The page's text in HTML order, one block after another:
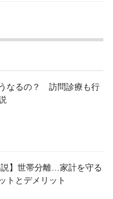
なるの？ 訪問診療も行
説】世帯分離…家計を守る
トとデメリット